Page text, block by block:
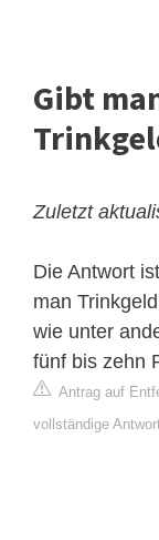
Gibt
Zuletzt
Die Antwort
man
wie unter
fünf bis zehn
Antrag auf
vollständige